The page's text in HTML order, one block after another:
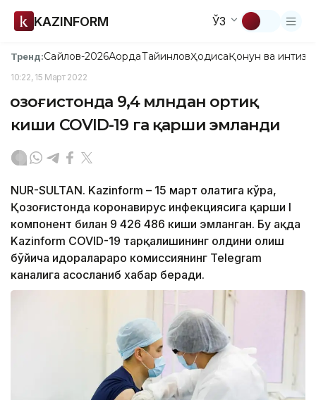
KAZINFORM ЎЗ
Тренд:Сайлов-2026АқордаТайинловҲодисаҚонун ва
10:22, 15 Март 2022
Қозоғистонда 9,4 млндан ортиқ
киши COVID-19 га қарши эмланди
NUR-SULTAN. Kazinform – 15 март ҳолатига кўра,
Қозоғистонда коронавирус инфекциясига қарши I
компонент билан 9 426 486 киши эмланган. Бу ҳақда
Kazinform COVID-19 тарқалишининг олдини олиш
бўйича идоралараро комиссиянинг Telegram
каналига асосланиб хабар беради.